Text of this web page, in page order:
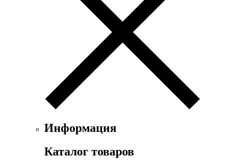
Информация
Каталог товаров